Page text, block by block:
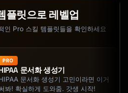
플릿으로 레벨업
인 Pro 스킬 템플릿들을 확인하세요
PRO
문서화 생성기
문서화 생성기 고민이라면 이거
봐! 확실하게 도와줌. 갓생 시작!